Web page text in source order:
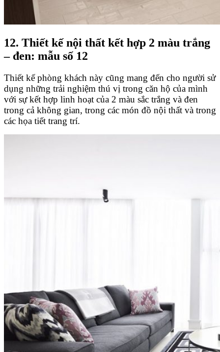
12. Thiết kế nội thất kết hợp 2 màu trắng
– đen: mẫu số 12
Thiết kế phòng khách này cũng mang đến cho người sử
dụng những trải nghiệm thú vị trong căn hộ của mình
với sự kết hợp linh hoạt của 2 màu sắc trắng và đen
trong cả không gian, trong các món đồ nội thất và trong
các họa tiết trang trí.